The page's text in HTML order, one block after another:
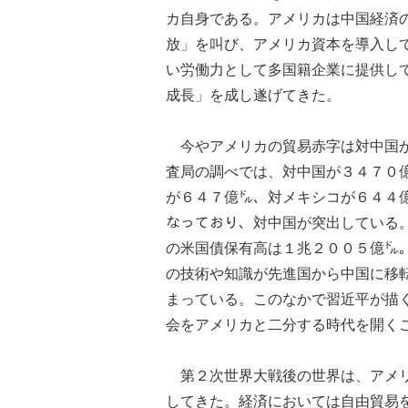
カ自身である。アメリカは中国経
放」を叫び、アメリカ資本を導入し
い労働力として多国籍企業に提供し
成長」を成し遂げてきた。
今やアメリカの貿易赤字は対中国
査局の調べでは、対中国が３４７０
が６４７億㌦、対メキシコが６４４
なっており、対中国が突出している
の米国債保有高は１兆２００５億㌦
の技術や知識が先進国から中国に移
まっている。このなかで習近平が
会をアメリカと二分する時代を開く
第２次世界大戦後の世界は、アメ
してきた。経済においては自由貿